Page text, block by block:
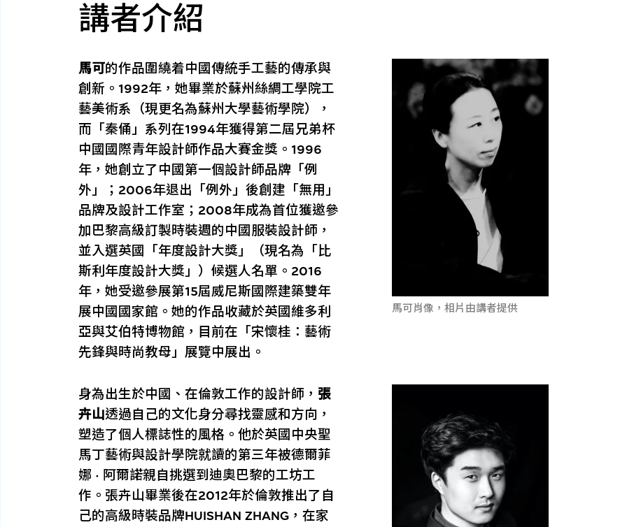
講者介紹
馬可的作品圍繞着中國傳統手工藝的傳承與
創新。1992年，她畢業於蘇州絲綢工學院工
藝美術系（現更名為蘇州大學藝術學院），
而「秦俑」系列在1994年獲得第二屆兄弟杯
中國國際青年設計師作品大賽金獎。1996
年，她創立了中國第一個設計師品牌「例
外」；2006年退出「例外」後創建「無用」
品牌及設計工作室；2008年成為首位獲邀參
加巴黎高級訂製時裝週的中國服裝設計師，
並入選英國「年度設計大獎」（現名為「比
斯利年度設計大獎」）候選人名單。2016
年，她受邀參展第15屆威尼斯國際建築雙年
展中國國家館。她的作品收藏於英國維多利
亞與艾伯特博物館，目前在「宋懷桂：藝術
先鋒與時尚教母」展覽中展出。
馬可肖像，相片由講者提供
身為出生於中國、在倫敦工作的設計師， 張
卉山透過自己的文化身分尋找靈感和方向，
塑造了個人標誌性的風格。他於英國中央聖
馬丁藝術與設計學院就讀的第三年被德爾菲
娜 · 阿爾諾親自挑選到迪奧巴黎的工坊工
作。張卉山畢業後在2012年於倫敦推出了自
己的高級時裝品牌HUISHAN ZHANG，在家